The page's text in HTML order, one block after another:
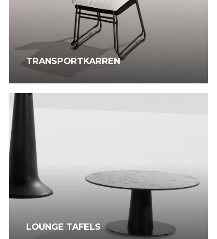
TRANSPORTKARREN
Lounge
Tafels
LOUNGE TAFELS